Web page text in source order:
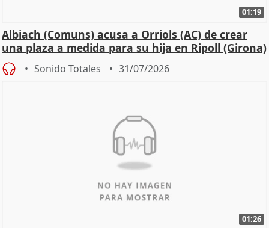
01:19
Albiach (Comuns) acusa a Orriols (AC) de crear
una plaza a medida para su hija en Ripoll (Girona)
Sonido Totales 31/07/2026
01:26